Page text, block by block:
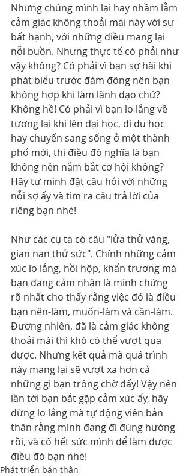
Nhưng chúng mình lại hay nhầm lẫm
cảm giác không thoải mái này với sự
bất hạnh, với những điều mang lại
nỗi buồn. Nhưng thực tế có phải như
vậy không? Có phải vì bạn sợ hãi khi
phát biểu trước đám đông nên bạn
không hợp khi làm lãnh đạo chứ?
Không hề! Có phải vì bạn lo lắng về
tương lai khi lên đại học, đi du học
hay chuyển sang sống ở một thành
phố mới, thì điều đó nghĩa là bạn
không nên nắm bắt cơ hội không?
Hãy tự mình đặt câu hỏi với những
nỗi sợ ấy và tìm ra câu trả lời của
riêng bạn nhé!
Như các cụ ta có câu "lửa thử vàng,
gian nan thử sức". Chính những cảm
xúc lo lắng, hồi hộp, khẩn trương mà
bạn đang cảm nhận là minh chứng
rõ nhất cho thấy rằng việc đó là điều
bạn nên-làm, muốn-làm và cần-làm.
Đương nhiên, đã là cảm giác không
thoải mái thì khó có thể vượt qua
được. Nhưng kết quả mà quá trình
này mang lại sẽ vượt xa hơn cả
những gì bạn trông chờ đấy! Vậy nên
lần tới bạn bắt gặp cảm xúc ấy, hãy
đừng lo lắng mà tự động viên bản
thân rằng mình đang đi đúng hướng
rồi, và cố hết sức mình để làm được
điều đó bạn nhé!
Phát triển bản thân